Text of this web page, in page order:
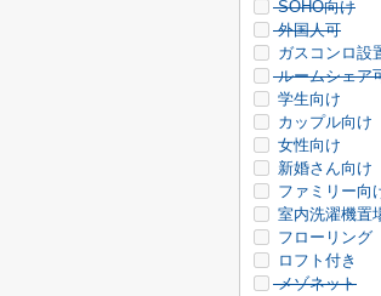
SOHO向け
外国人可
ガスコンロ設
ルームシェア
学生向け
カップル向け
女性向け
新婚さん向け
ファミリー向
室内洗濯機置
フローリング
ロフト付き
メゾネット